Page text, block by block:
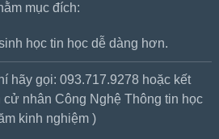
mục đích:
học tin học dễ dàng hơn.
hãy gọi: 093.717.9278 hoặc kết
cử nhân Công Nghệ Thông tin học
kinh nghiệm )